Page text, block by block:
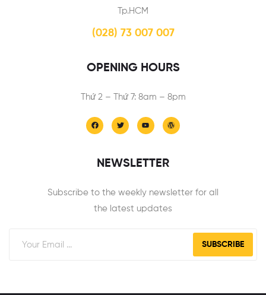
Tp.HCM
(028) 73 007 007
OPENING HOURS
Thứ 2 – Thứ 7: 8am – 8pm
NEWSLETTER
Subscribe to the weekly newsletter for all
the latest updates
SUBSCRIBE